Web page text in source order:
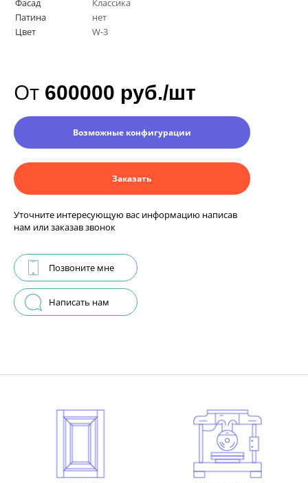
Фасад
Классика
Патина
нет
Цвет
W-3
От 600000 руб./шт
Возможные конфигурации
Заказать
Уточните интересующую вас информацию написав
нам или заказав звонок
Позвоните мне
Написать нам